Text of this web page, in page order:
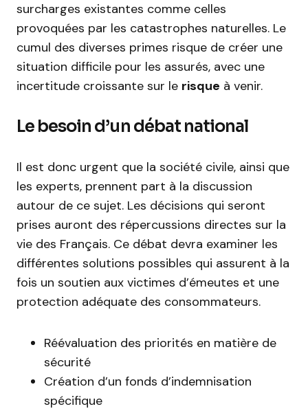
surcharges existantes comme celles
provoquées par les catastrophes naturelles. Le
cumul des diverses primes risque de créer une
situation difficile pour les assurés, avec une
incertitude croissante sur le risque à venir.
Le besoin d’un débat national
Il est donc urgent que la société civile, ainsi que
les experts, prennent part à la discussion
autour de ce sujet. Les décisions qui seront
prises auront des répercussions directes sur la
vie des Français. Ce débat devra examiner les
différentes solutions possibles qui assurent à la
fois un soutien aux victimes d’émeutes et une
protection adéquate des consommateurs.
Réévaluation des priorités en matière de
sécurité
Création d’un fonds d’indemnisation
spécifique